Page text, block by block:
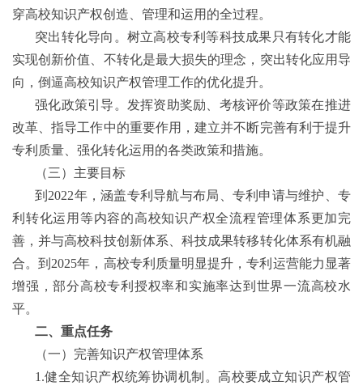
阅
读
广
穿高校知识产权创造、管理和运用的全过程。
突出转化导向。树立高校专利等科技成果只有转化才能
实现创新价值、不转化是最大损失的理念，突出转化应用导
向，倒逼高校知识产权管理工作的优化提升。
强化政策引导。发挥资助奖励、考核评价等政策在推进
改革、指导工作中的重要作用，建立并不断完善有利于提升
专利质量、强化转化运用的各类政策和措施。
（三）主要目标
到 2022年，涵盖专利导航与布局、专利申请与维护、专
利转化运用等内容的高校知识产权全流程管理体系更加完
善，并与高校科技创新体系、科技成果转移转化体系有机融
合。到 2025年，高校专利质量明显提升，专利运营能力显著
增强，部分高校专利授权率和实施率达到世界一流高校水
平。
二、重点任务
（一）完善知识产权管理体系
1.健全知识产权统筹协调机制。高校要成立知识产权管